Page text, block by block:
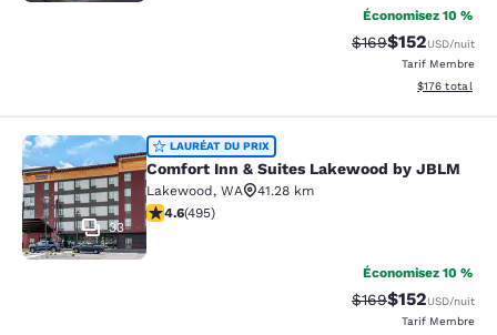
Économisez 10 %
Tarif barré :
$169Tarif réduit :
$152USD/nuit
Tarif Membre
Afficher les
$176 total
Comfort Inn & Suites Lakewood by
33
LAURÉAT DU PRIX
Comfort Inn & Suites Lakewood by JBLM
Lakewood, WA
41.28 km
4.61 étoiles. Exceptionnel. 495 commentaires
4.6(495)
Économisez 10 %
Tarif barré :
$169Tarif réduit :
$152USD/nuit
Tarif Membre